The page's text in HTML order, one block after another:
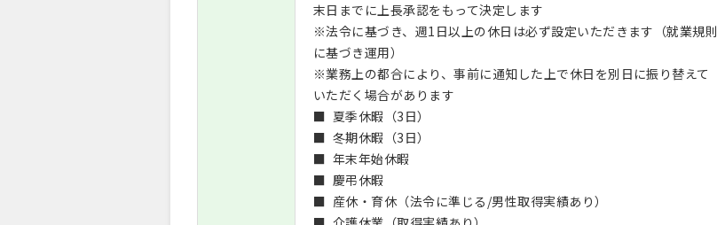
末日までに上長承認をもって決定します
※法令に基づき、週1日以上の休日は必ず設定いただきます（就業規則
に基づき運用）
※業務上の都合により、事前に通知した上で休日を別日に振り替えて
いただく場合があります
■ 夏季休暇（3日）
■ 冬期休暇（3日）
■ 年末年始休暇
■ 慶弔休暇
■ 産休・育休（法令に準じる/男性取得実績あり）